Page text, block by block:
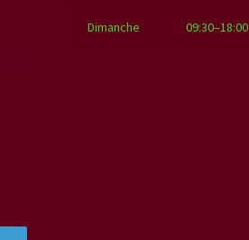
Dimanche 09:30–18:00